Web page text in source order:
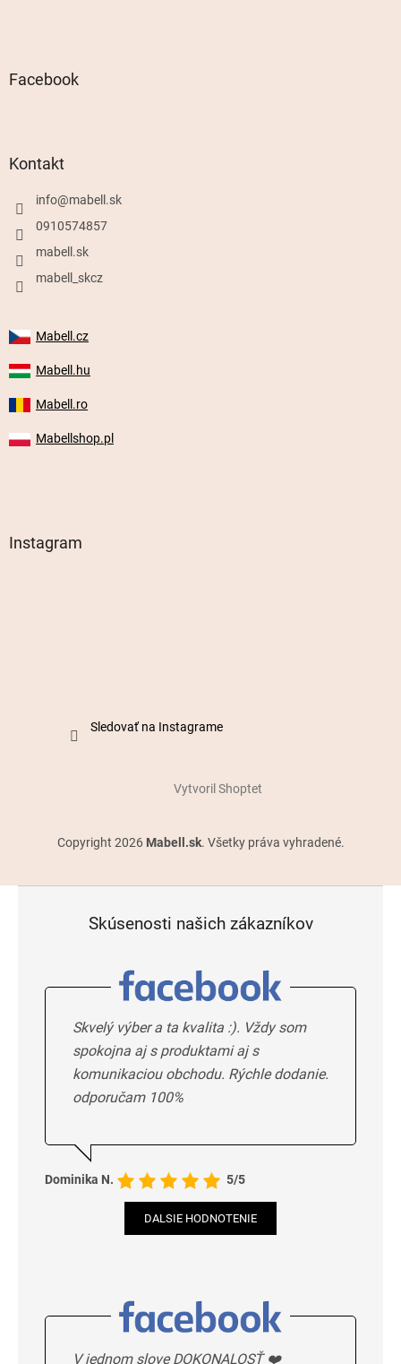
Facebook
Kontakt
info@mabell.sk
0910574857
mabell.sk
mabell_skcz
Mabell.cz
Mabell.hu
Mabell.ro
Mabellshop.pl
Instagram
Sledovať na Instagrame
Vytvoril Shoptet
Copyright 2026 Mabell.sk. Všetky práva vyhradené.
Skúsenosti našich zákazníkov
Skvelý výber a ta kvalita :). Vždy som
spokojna aj s produktami aj s
komunikaciou obchodu. Rýchle dodanie.
odporučam 100%
Dominika N. 5/5
DALSIE HODNOTENIE
V jednom slove DOKONALOSŤ ❤️